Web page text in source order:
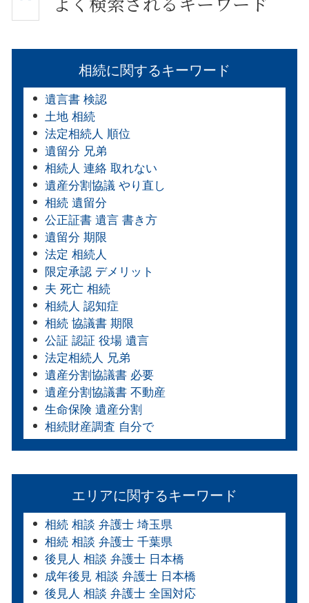
相続に関するキーワード
遺言書 検認
土地 相続
法定相続人 順位
遺留分 兄弟
相続人 連絡 取れない
遺産分割協議 やり直し
相続 遺留分
公正証書 遺言 書き方
遺留分 期限
法定 相続人
限定承認 デメリット
夫 死亡 相続
相続人 認知症
相続 協議書 期限
公証 認証 役場 遺言
法定相続人 兄弟
遺産分割協議書 必要
遺産分割協議書 不動産
生命保険 遺産分割
相続財産調査 自分で
エリアに関するキーワード
相続 相談 弁護士 埼玉県
相続 相談 弁護士 千葉県
後見人 相談 弁護士 日本橋
成年後見 相談 弁護士 日本橋
後見人 相談 弁護士 全国対応